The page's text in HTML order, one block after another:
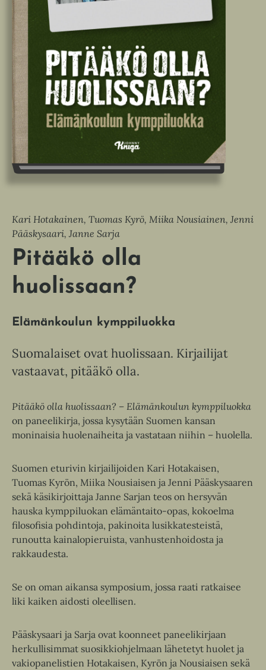
Kari Hotakainen, Tuomas Kyrö, Miika Nousiainen, Jenni
Pääskysaari, Janne Sarja
Pitääkö olla
huolissaan?
Elämänkoulun kymppiluokka
Suomalaiset ovat huolissaan. Kirjailijat
vastaavat, pitääkö olla.
Pitääkö olla huolissaan? – Elämänkoulun kymppiluokka
on paneelikirja, jossa kysytään Suomen kansan
moninaisia huolenaiheita ja vastataan niihin – huolella.
Suomen eturivin kirjailijoiden Kari Hotakaisen,
Tuomas Kyrön, Miika Nousiaisen ja Jenni Pääskysaaren
sekä käsikirjoittaja Janne Sarjan teos on hersyvän
hauska kymppiluokan elämäntaito-opas, kokoelma
filosofisia pohdintoja, pakinoita lusikkatesteistä,
runoutta kainalopieruista, vanhustenhoidosta ja
rakkaudesta.
Se on oman aikansa symposium, jossa raati ratkaisee
liki kaiken aidosti oleellisen.
Pääskysaari ja Sarja ovat koonneet paneelikirjaan
herkullisimmat suosikkiohjelmaan lähetetyt huolet ja
vakiopanelistien Hotakaisen, Kyrön ja Nousiaisen sekä